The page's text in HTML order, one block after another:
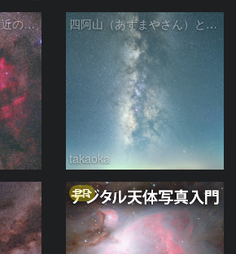
はくちょう座デネブ付近の空域 260720 四阿山（あずまやさん）と立ち昇る夏の銀河
takaoka
PR